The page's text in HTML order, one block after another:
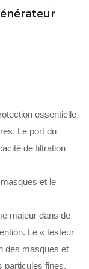
essentielle
Le port du
de filtration
majeur dans de
Le « testeur
des masques et
particules fines,